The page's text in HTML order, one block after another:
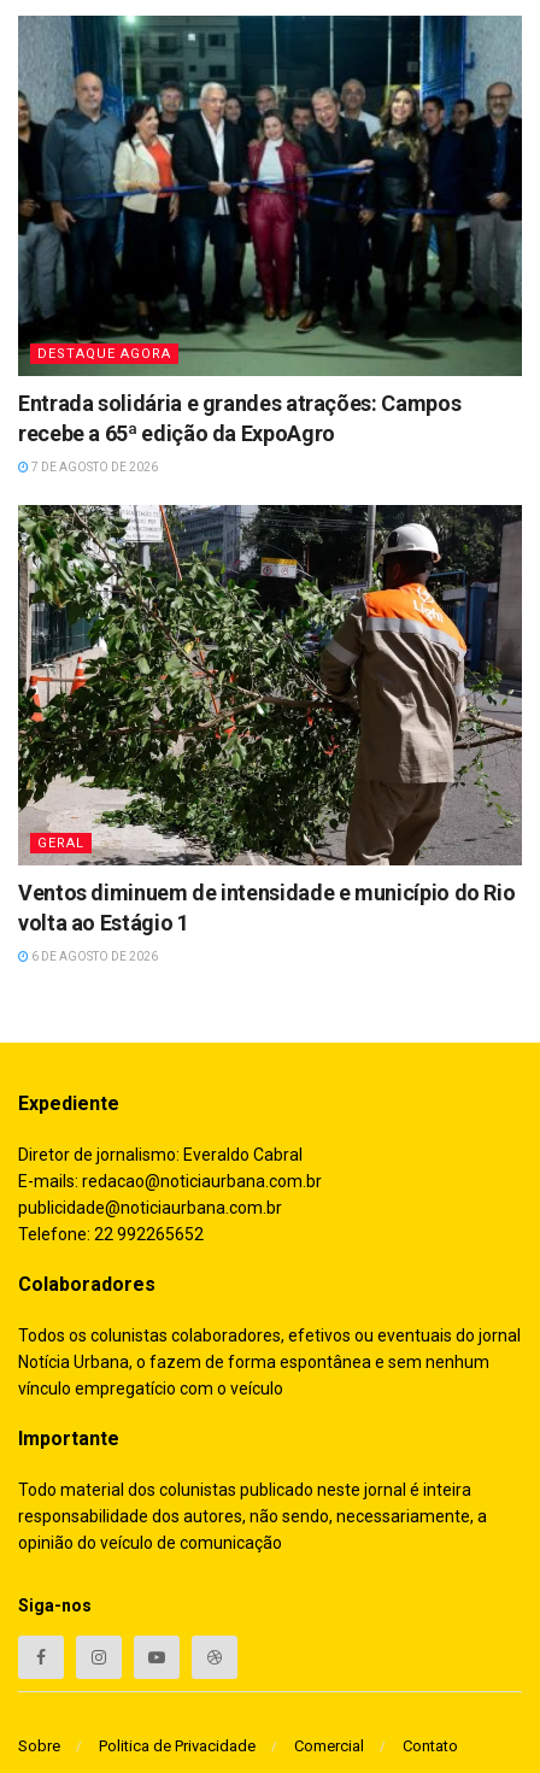
DESTAQUE AGORA
Entrada solidária e grandes atrações: Campos
recebe a 65ª edição da ExpoAgro
7 DE AGOSTO DE 2026
GERAL
Ventos diminuem de intensidade e município do Rio
volta ao Estágio 1
6 DE AGOSTO DE 2026
Expediente
Diretor de jornalismo: Everaldo Cabral
E-mails: redacao@noticiaurbana.com.br
publicidade@noticiaurbana.com.br
Telefone: 22 992265652
Colaboradores
Todos os colunistas colaboradores, efetivos ou eventuais do jornal
Notícia Urbana, o fazem de forma espontânea e sem nenhum
vínculo empregatício com o veículo
Importante
Todo material dos colunistas publicado neste jornal é inteira
responsabilidade dos autores, não sendo, necessariamente, a
opinião do veículo de comunicação
Siga-nos
Sobre Politica de Privacidade Comercial Contato